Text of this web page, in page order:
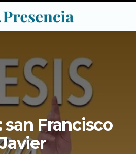
san Francisco